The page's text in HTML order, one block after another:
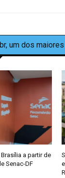
um dos
a partir de
Senac-DF